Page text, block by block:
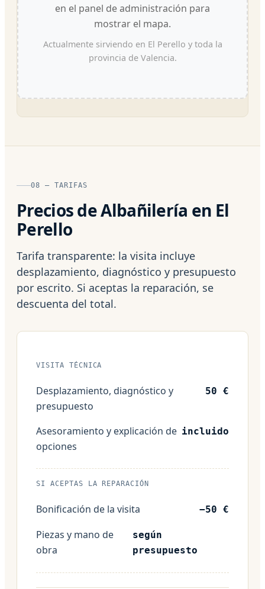
en el panel de administración para
mostrar el mapa.
Actualmente sirviendo en El Perello y toda la
provincia de Valencia.
08 — TARIFAS
Precios de Albañilería en El
Perello
Tarifa transparente: la visita incluye
desplazamiento, diagnóstico y presupuesto
por escrito. Si aceptas la reparación, se
descuenta del total.
VISITA TÉCNICA
Desplazamiento, diagnóstico y
presupuesto
50 €
Asesoramiento y explicación de
opciones
incluido
SI ACEPTAS LA REPARACIÓN
Bonificación de la visita −50 €
Piezas y mano de
obra
según
presupuesto